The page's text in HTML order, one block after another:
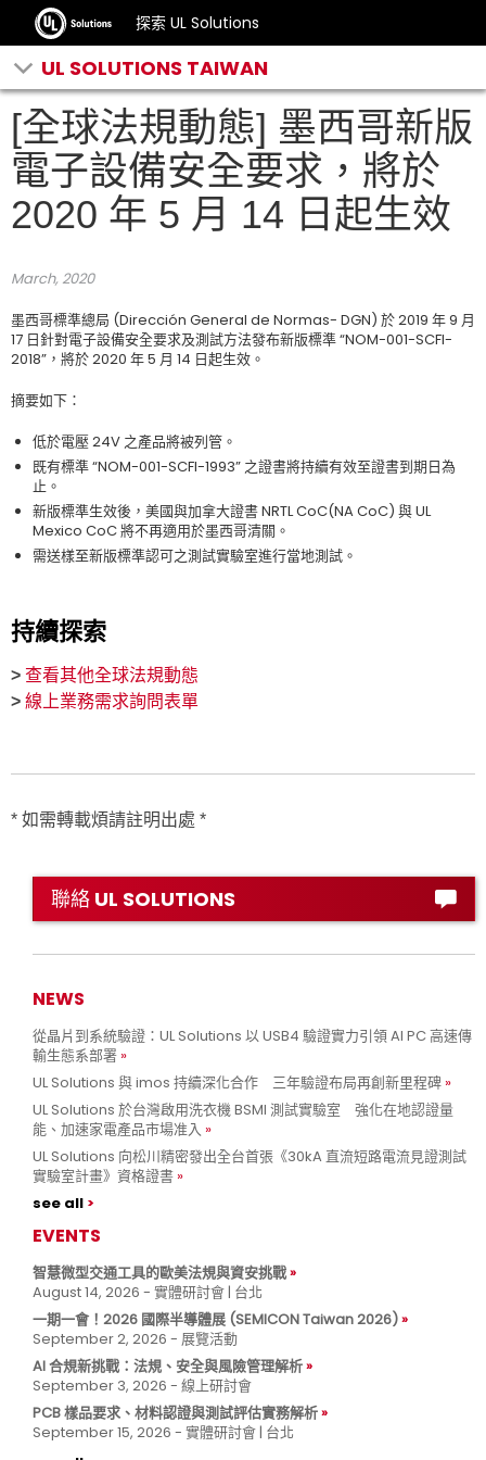
探索 UL Solutions
UL SOLUTIONS TAIWAN
[全球法規動態] 墨西哥新版
電子設備安全要求，將於
2020 年 5 月 14 日起生效
March, 2020
墨西哥標準總局 (Dirección General de Normas- DGN) 於 2019 年 9 月
17 日針對電子設備安全要求及測試方法發布新版標準 “NOM-001-SCFI-
2018”，將於 2020 年 5 月 14 日起生效。
摘要如下：
低於電壓 24V 之產品將被列管。
既有標準 “NOM-001-SCFI-1993” 之證書將持續有效至證書到期日為
止。
新版標準生效後，美國與加拿大證書 NRTL CoC(NA CoC) 與 UL
Mexico CoC 將不再適用於墨西哥清關。
需送樣至新版標準認可之測試實驗室進行當地測試。
持續探索
> 查看其他全球法規動態
> 線上業務需求詢問表單
* 如需轉載煩請註明出處 *
聯絡 UL SOLUTIONS
NEWS
從晶片到系統驗證：UL Solutions 以 USB4 驗證實力引領 AI PC 高速傳
輸生態系部署
UL Solutions 與 imos 持續深化合作 三年驗證布局再創新里程碑
UL Solutions 於台灣啟用洗衣機 BSMI 測試實驗室 強化在地認證量
能、加速家電產品市場准入
UL Solutions 向松川精密發出全台首張《30kA 直流短路電流見證測試
實驗室計畫》資格證書
see all
EVENTS
智慧微型交通工具的歐美法規與資安挑戰
August 14, 2026 - 實體研討會 | 台北
一期一會！2026 國際半導體展 (SEMICON Taiwan 2026)
September 2, 2026 - 展覽活動
AI 合規新挑戰：法規、安全與風險管理解析
September 3, 2026 - 線上研討會
PCB 樣品要求、材料認證與測試評估實務解析
September 15, 2026 - 實體研討會 | 台北